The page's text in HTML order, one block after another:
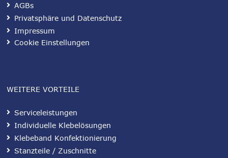
AGBs
Privatsphäre und Datenschutz
Impressum
Cookie Einstellungen
WEITERE VORTEILE
Serviceleistungen
Individuelle Klebelösungen
Klebeband Konfektionierung
Stanzteile / Zuschnitte